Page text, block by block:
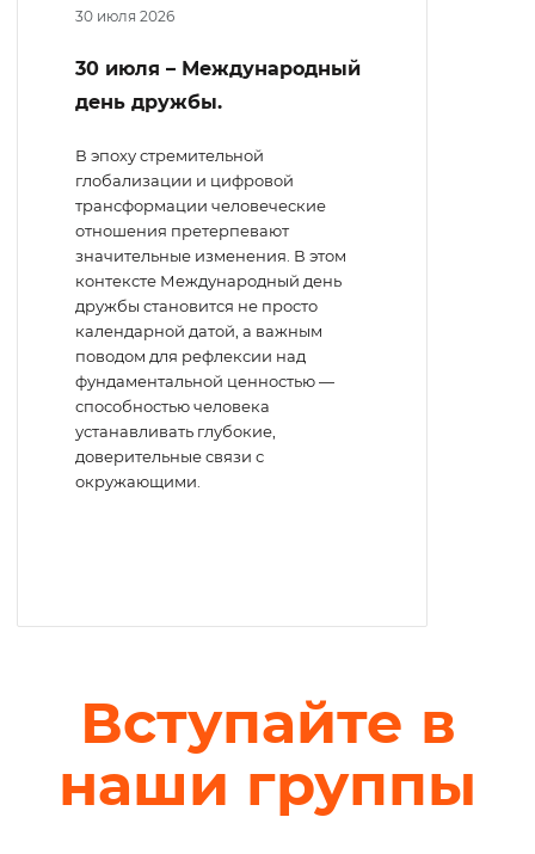
30 июля 2026
30 июля – Международный
день дружбы.
В эпоху стремительной
глобализации и цифровой
трансформации человеческие
отношения претерпевают
значительные изменения. В этом
контексте Международный день
дружбы становится не просто
календарной датой, а важным
поводом для рефлексии над
фундаментальной ценностью —
способностью человека
устанавливать глубокие,
доверительные связи с
окружающими.
Вступайте в
наши группы